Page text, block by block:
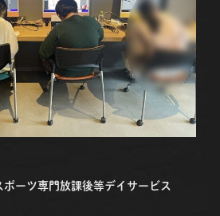
ポーツ専門放課後等デイサービス